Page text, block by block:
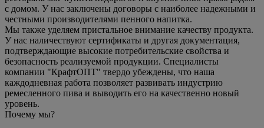
с домом. У нас заключены договоры с наиболее надежными и
честными производителями пенного напитка.
Мы также уделяем пристальное внимание качеству продукта.
У нас наличествуют сертификаты и другая документация,
подтверждающие высокие потребительские свойства и
безопасность реализуемой продукции. Специалисты
компании "КрафтОПТ" твердо убеждены, что наша
каждодневная работа позволяет развивать индустрию
ремесленного пива и выводить его на качественно новый
уровень.
Почему мы?